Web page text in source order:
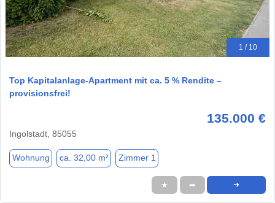
1 / 10
Top Kapitalanlage-Apartment mit ca. 5 % Rendite –
provisionsfrei!
135.000 €
Ingolstadt, 85055
Wohnung ca. 32,00 m² Zimmer 1
★ ➦ ➜